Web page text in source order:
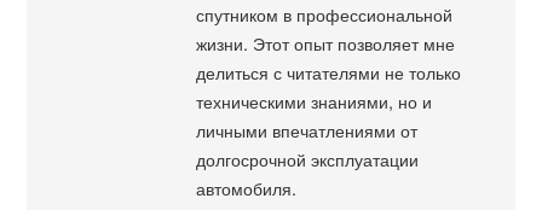
спутником в профессиональной
жизни. Этот опыт позволяет мне
делиться с читателями не только
техническими знаниями, но и
личными впечатлениями от
долгосрочной эксплуатации
автомобиля.